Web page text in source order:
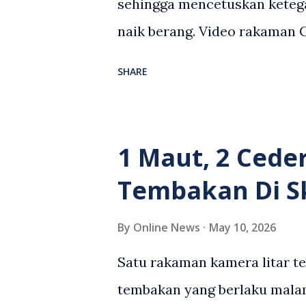
sehingga mencetuskan
naik berang. Video rakaman
wanita terbabit sebelum
pihak. Video berkenaan kini
pelbagai reaksi orang ramai.
SHARE
1 Maut, 2
Tembakan Di
By Online News May 10, 2026
Satu rakaman kamera litar
tembakan yang berlaku